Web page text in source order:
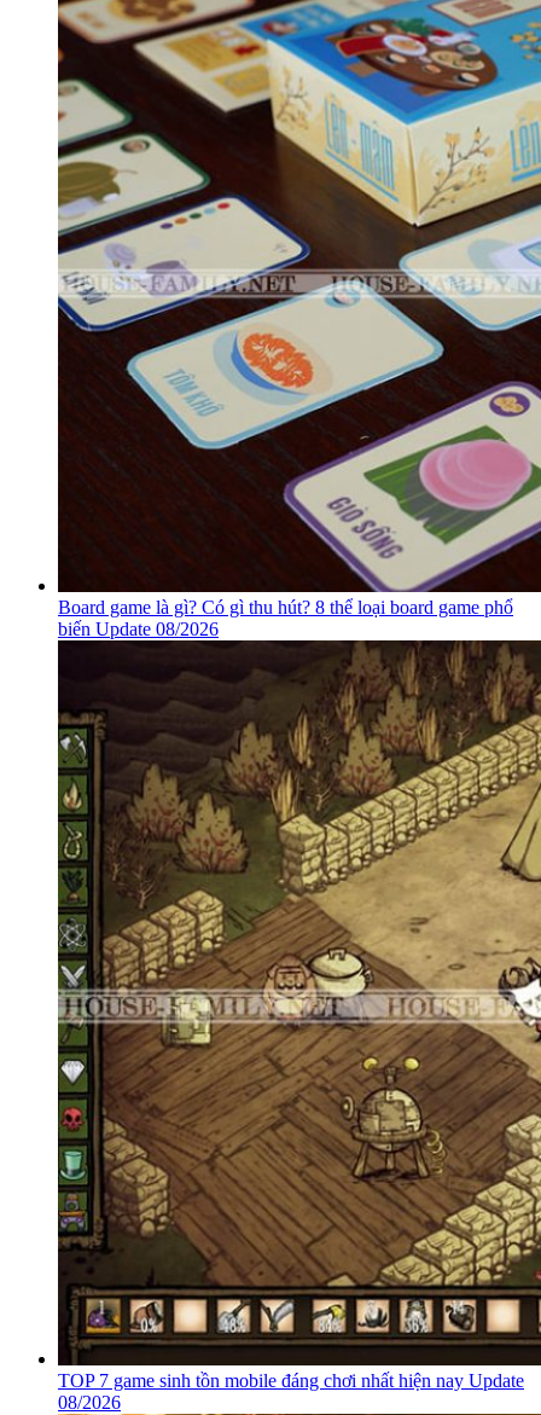
Board game là gì? Có gì thu hút? 8 thể loại board game phổ
biến Update 08/2026
TOP 7 game sinh tồn mobile đáng chơi nhất hiện nay Update
08/2026